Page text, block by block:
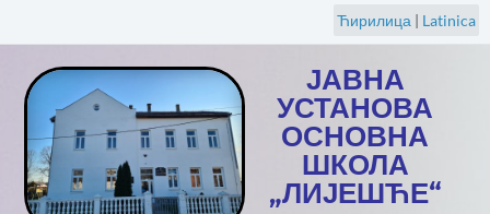
Ћирилица | Latinica
ЈАВНА
УСТАНОВА
ОСНОВНА
ШКОЛА
„ЛИЈЕШЋЕ“